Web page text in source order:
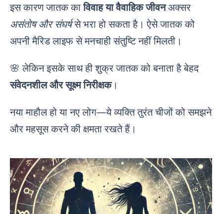
इस कारण जातक काविवाह या वैवाहिक जीवनअक्सर
असंतोष और संघर्षसे भरा हो सकता है। ऐसे जातक को
अपनी मैरिड लाइफ से मनचाही संतुष्टि नहीं मिलती।
🌸 लेकिन इसके साथ ही शुक्र जातक को बनाता है बेहद
संवेदनशील और सूक्ष्म निरीक्षक।
नया माहौल हो या नए लोग—ये व्यक्ति तुरंत चीजों को समझने
और महसूस करने की क्षमता रखते हैं।